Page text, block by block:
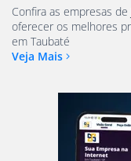
Confira as empresas de
oferecer os melhores produtos e serviços para você e sua família
em Taubaté
Veja Mais